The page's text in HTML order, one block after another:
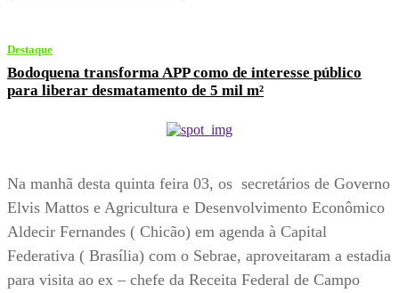
Destaque
Bodoquena transforma APP como de interesse público
para liberar desmatamento de 5 mil m²
Na manhã desta quinta feira 03, os secretários de Governo
Elvis Mattos e Agricultura e Desenvolvimento Econômico
Aldecir Fernandes ( Chicão) em agenda à Capital
Federativa ( Brasília) com o Sebrae, aproveitaram a estadia
para visita ao ex – chefe da Receita Federal de Campo